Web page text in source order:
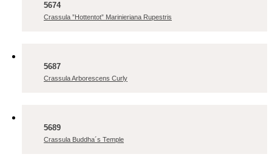
5674
Crassula ”Hottentot” Marinieriana Rupestris
5687
Crassula Arborescens Curly
5689
Crassula Buddha´s Temple